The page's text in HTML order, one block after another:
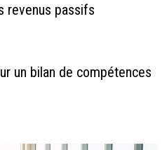
revenus passifs
un bilan de compétences